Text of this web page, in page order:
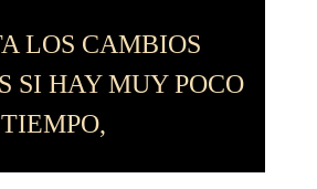
LOS CAMBIOS
SI HAY MUY POCO
TIEMPO,